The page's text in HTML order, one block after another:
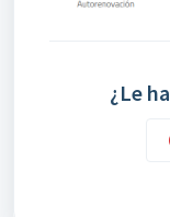
¿Le